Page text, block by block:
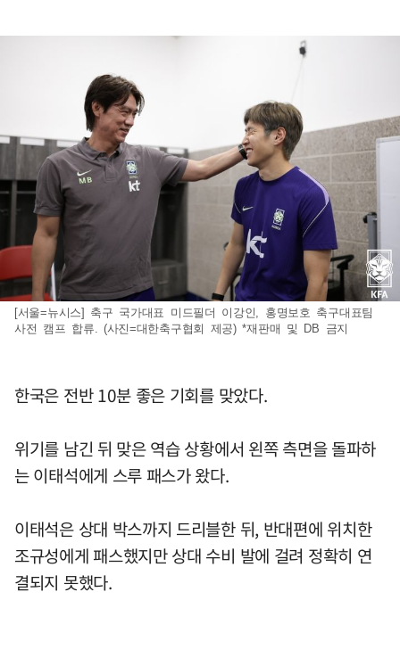
[서울=뉴시스] 축구 국가대표 미드필더 이강인, 홍명보호 축구대표팀
사전 캠프 합류. (사진=대한축구협회 제공) *재판매 및 DB 금지
한국은 전반 10분 좋은 기회를 맞았다.
위기를 남긴 뒤 맞은 역습 상황에서 왼쪽 측면을 돌파하
는 이태석에게 스루 패스가 왔다.
이태석은 상대 박스까지 드리블한 뒤, 반대편에 위치한
조규성에게 패스했지만 상대 수비 발에 걸려 정확히 연
결되지 못했다.